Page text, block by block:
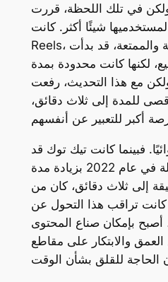
في تلك اللحظة، قررت
شيئًا أكثر. كانت
Reels، تلك المقاطع السريعة والممتعة، قد بدأت
لكنها كانت محدودة بمدة
مع هذا التحديث، رفعت
للمدة إلى ثلاث دقائق،
فبينما كانت تيك توك قد
اتخذت خطوة مماثلة في عام 2022 بزيادة مدة
إلى ثلاث دقائق، كان من
كانت تراقب هذا التحول عن
بإمكان صناع المحتوى
والابتكار على مقاطع